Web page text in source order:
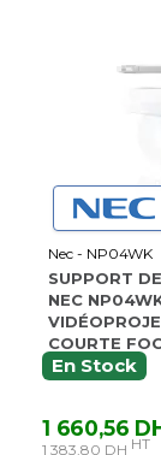
Nec - NP04WK
SUPPORT
NEC
COURTE
En Stock
1 660,56
1 383,80 DH HT